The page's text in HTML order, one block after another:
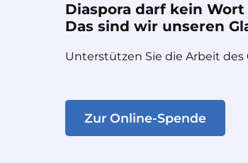
Diaspora darf kein
Das sind wir unseren
Unterstützen Sie die Arbeit des
Zur Online-Spende